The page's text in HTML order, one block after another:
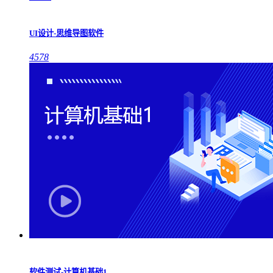
UI设计-思维导图软件
4578